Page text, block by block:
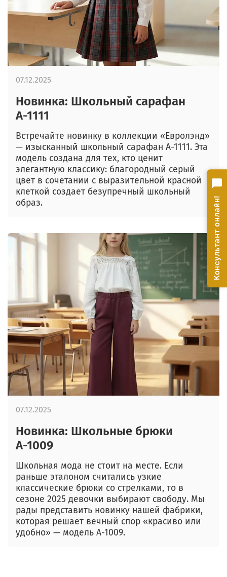
Новинка: Школьный сарафан
А-1111
Встречайте новинку в коллекции «Евролэнд»
— изысканный школьный сарафан А-1111. Эта
модель создана для тех, кто ценит
элегантную классику: благородный серый
цвет в сочетании с выразительной красной
клеткой создает безупречный школьный
образ.
07.12.2025
Новинка: Школьные брюки
А-1009
Школьная мода не стоит на месте. Если
раньше эталоном считались узкие
классические брюки со стрелками, то в
сезоне 2025 девочки выбирают свободу. Мы
рады представить новинку нашей фабрики,
которая решает вечный спор «красиво или
удобно» — модель А-1009.
07.12.2025
Консультант онлайн!